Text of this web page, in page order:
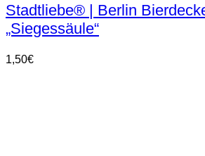
Stadtliebe® | Berlin
„Siegessäule“
1,50€